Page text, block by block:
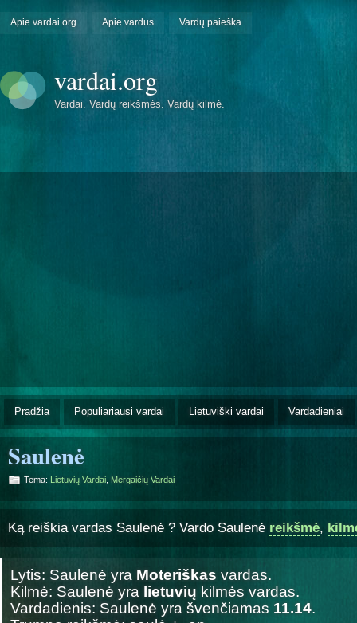
Apie vardai.org Apie vardus Vardų paieška
vardai.org
Vardai. Vardų reikšmės. Vardų kilmė.
Pradžia Populiariausi vardai Lietuviški vardai Vardadieniai
Saulenė
Tema: Lietuvių Vardai Mergaičių Vardai
Ką reiškia vardas Saulenė ? Vardo Saulenė reikšmė,
Lytis: Saulenė yra Moteriškas vardas.
Kilmė: Saulenė yra lietuvių kilmės vardas.
Vardadienis: Saulenė yra švenčiamas 11.14.